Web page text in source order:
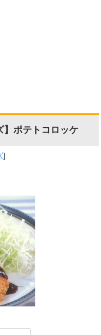
】ポテトコロッケ
]